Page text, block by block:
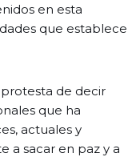
en esta
que establece
de decir
que ha
actuales y
a sacar en paz y a